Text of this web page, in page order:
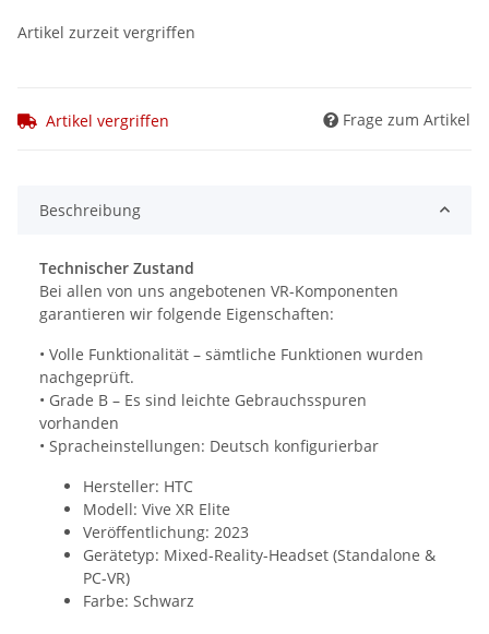
Artikel zurzeit vergriffen
Artikel vergriffen Frage zum Artikel
Beschreibung
Technischer Zustand
Bei allen von uns angebotenen VR-Komponenten
garantieren wir folgende Eigenschaften:
• Volle Funktionalität – sämtliche Funktionen wurden
nachgeprüft.
• Grade B – Es sind leichte Gebrauchsspuren
vorhanden
• Spracheinstellungen: Deutsch konfigurierbar
Hersteller: HTC
Modell: Vive XR Elite
Veröffentlichung: 2023
Gerätetyp: Mixed-Reality-Headset (Standalone &
PC-VR)
Farbe: Schwarz